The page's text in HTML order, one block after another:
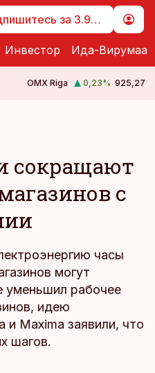
Подпишитесь за 3.99 €
Инвестор Ида-Вирумаа
OMX Riga 0,23% 925,27
сокращают
с
часы
могут
уменьшил рабочее
идею
и Maxima заявили, что
шагов.